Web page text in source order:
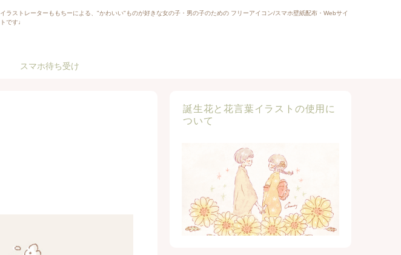
イラストレーターももちーによる、"かわいい"ものが好きな女の子・男の子のための フリーアイコン/スマホ壁紙配布・Webサイ
トです♩
スマホ待ち受け
誕生花と花言葉イラストの使用に
ついて